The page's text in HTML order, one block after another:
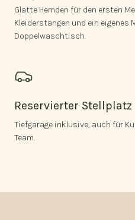
Glatte Hemden für den ersten
Kleiderstangen und ein eigenes
Doppelwaschtisch.
Reservierter Stellplatz
Tiefgarage inklusive, auch für
Team.